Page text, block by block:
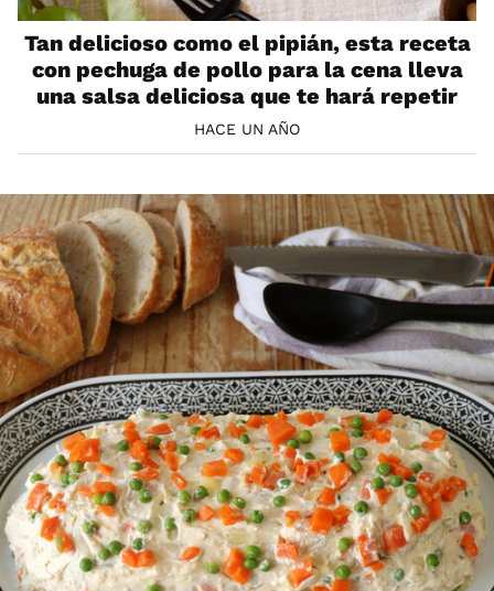
Tan delicioso como el pipián, esta receta
con pechuga de pollo para la cena lleva
una salsa deliciosa que te hará repetir
HACE UN AÑO